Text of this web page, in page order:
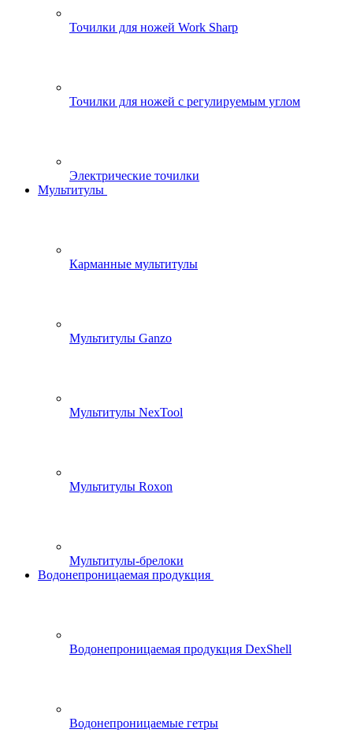
Точилки для ножей Work Sharp
Точилки для ножей с регулируемым углом
Электрические точилки
Мультитулы
Карманные мультитулы
Мультитулы Ganzo
Мультитулы NexTool
Мультитулы Roxon
Мультитулы-брелоки
Водонепроницаемая продукция
Водонепроницаемая продукция DexShell
Водонепроницаемые гетры